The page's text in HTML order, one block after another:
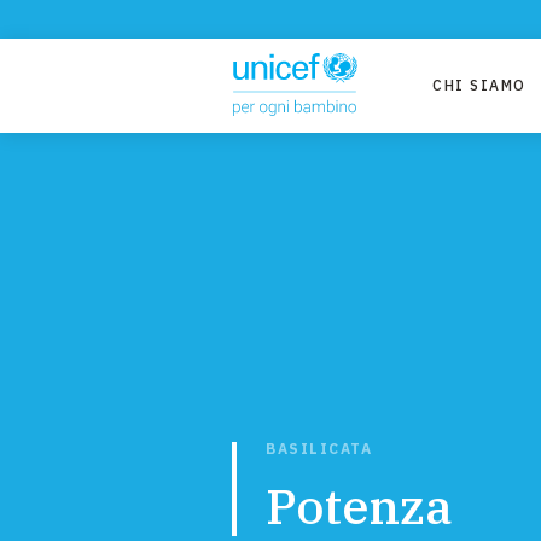
CHI SIAMO
BASILICATA
Potenza